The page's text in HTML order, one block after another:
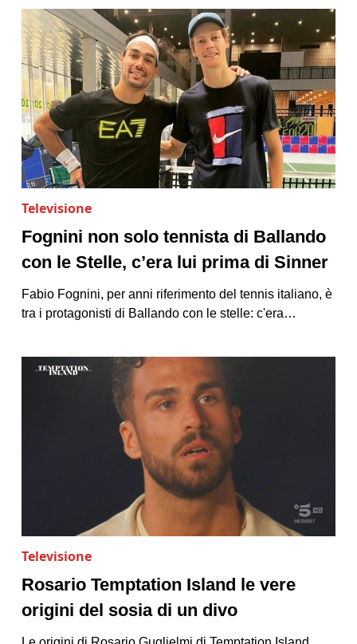
Televisione
Fognini non solo tennista di Ballando
con le Stelle, c’era lui prima di Sinner
Fabio Fognini, per anni riferimento del tennis italiano, è
tra i protagonisti di Ballando con le stelle: c'era…
Televisione
Rosario Temptation Island le vere
origini del sosia di un divo